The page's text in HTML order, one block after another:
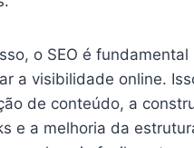
o SEO é fundamental
a visibilidade online.
de conteúdo, a
e a melhoria da